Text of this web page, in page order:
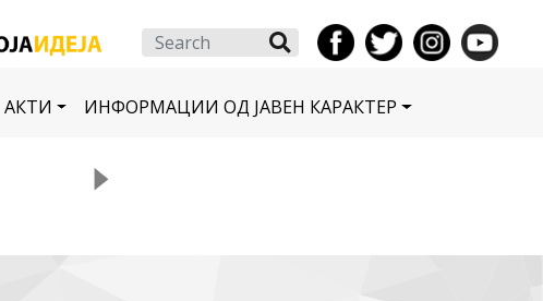
Search
АКТИ ИНФОРМАЦИИ ОД ЈАВЕН КАРАКТЕР